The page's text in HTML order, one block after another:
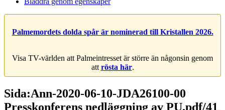
Palmemordets dolda spår är nominerad till Kristallen 2026.
Visa TV-världen att Palmeintresset är större än någonsin genom
att rösta här.
Sida:Ann-2020-06-10-JDA26100-00
Presskonferens nedläggning av PU.pdf/41